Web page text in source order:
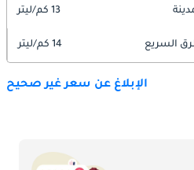
13 كم/ليتر
السريع 14 كم/ليتر
الإبلاغ عن سعر غير صحيح